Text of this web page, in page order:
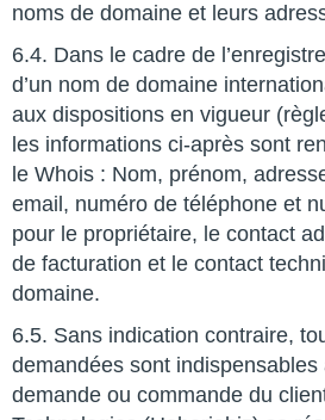
noms de domaine et leurs
6.4. Dans le cadre de
d’un nom de domaine
aux dispositions en vigueur
les informations ci-après sont
le Whois : Nom, prénom,
email, numéro de téléphone et
pour le propriétaire, le contact
de facturation et le contact
domaine.
6.5. Sans indication contraire,
demandées sont
demande ou commande du